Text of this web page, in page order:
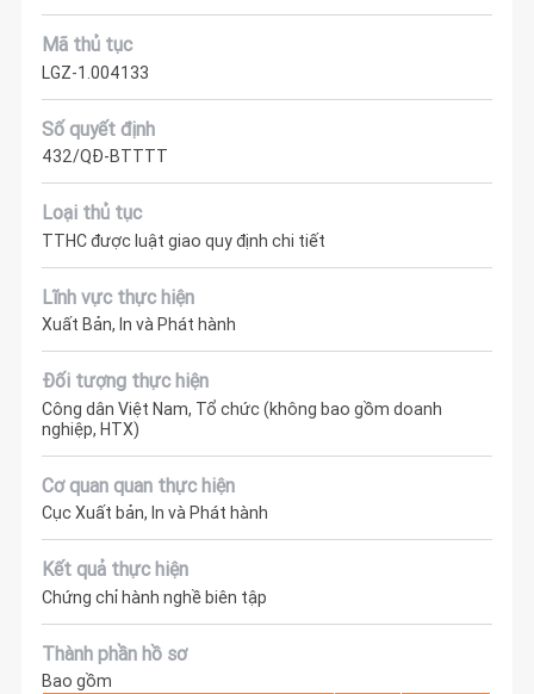
Mã thủ tục
LGZ-1.004133
Số quyết định
432/QĐ-BTTTT
Loại thủ tục
TTHC được luật giao quy định chi tiết
Lĩnh vực thực hiện
Xuất Bản, In và Phát hành
Đối tượng thực hiện
Công dân Việt Nam, Tổ chức (không bao gồm doanh
nghiệp, HTX)
Cơ quan quan thực hiện
Cục Xuất bản, In và Phát hành
Kết quả thực hiện
Chứng chỉ hành nghề biên tập
Thành phần hồ sơ
Bao gồm